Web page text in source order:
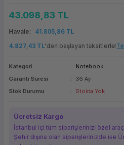
(Firewall)
Bileşenleri
Makinesi
Makinesi
Yedekleme
43.098,83 TL
Havale
41.805,86 TL
4.827,43 TL'den başlayan taksitlerle!
Kategori
Notebook
Garanti Süresi
36 Ay
Stok Durumu
Stokta Yok
Ücretsiz Kargo
İstanbul içi tüm siparişlerinizi özel
Şehir dışına olan siparişlerinizde ise